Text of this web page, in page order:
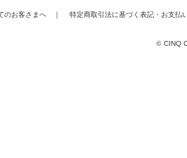
のお客さまへ ｜ 特定商取引法に基づく表記 ・ お支払
© CINQ